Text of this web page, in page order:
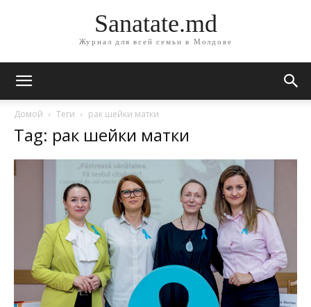
Sanatate.md
Журнал для всей семьи в Молдове
Домой Теги рак шейки матки
Tag: рак шейки матки